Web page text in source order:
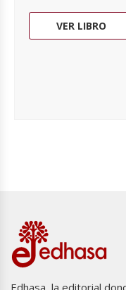
VER LIBRO
Edhasa, la editorial